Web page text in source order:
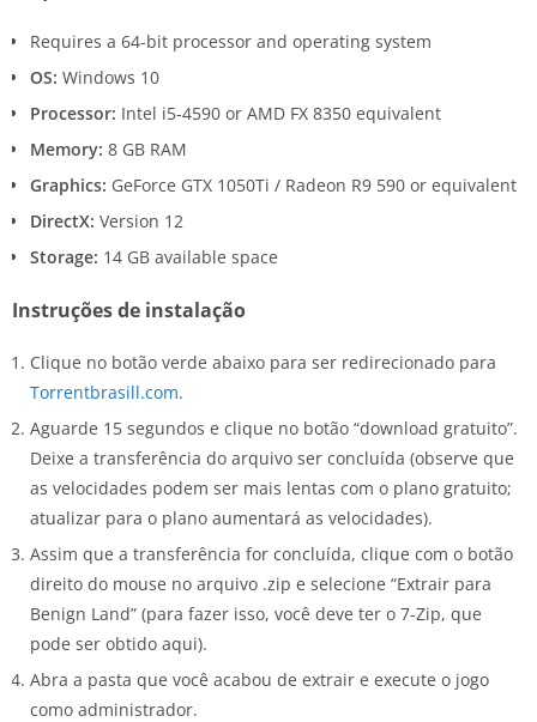
Requires a 64-bit processor and operating system
OS: Windows 10
Processor: Intel i5-4590 or AMD FX 8350 equivalent
Memory: 8 GB RAM
Graphics: GeForce GTX 1050Ti / Radeon R9 590 or equivalent
DirectX: Version 12
Storage: 14 GB available space
Instruções de instalação
Clique no botão verde abaixo para ser redirecionado para
Torrentbrasill.com.
Aguarde 15 segundos e clique no botão “download gratuito”.
Deixe a transferência do arquivo ser concluída (observe que
as velocidades podem ser mais lentas com o plano gratuito;
atualizar para o plano aumentará as velocidades).
Assim que a transferência for concluída, clique com o botão
direito do mouse no arquivo .zip e selecione “Extrair para
Benign Land” (para fazer isso, você deve ter o 7-Zip, que
pode ser obtido aqui).
Abra a pasta que você acabou de extrair e execute o jogo
como administrador.